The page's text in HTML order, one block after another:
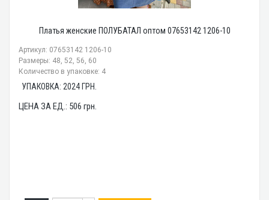
Платья женские ПОЛУБАТАЛ оптом 07653142 1206-10
Артикул: 07653142 1206-10
Размеры: 48, 52, 56, 60
Количество в упаковке: 4
УПАКОВКА: 2024 ГРН.
ЦЕНА ЗА ЕД.: 506 грн.